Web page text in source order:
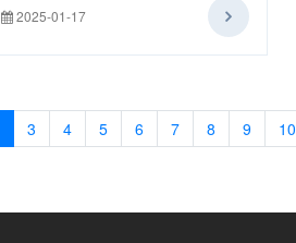
2025-01-17
3 4 5 6 7 8 9 10